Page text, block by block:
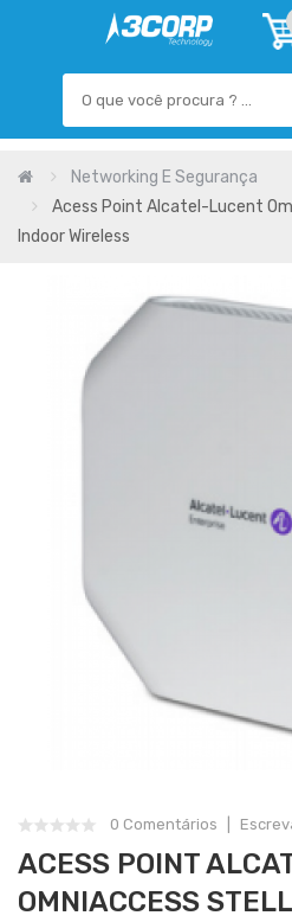
Networking E Segurança
Acess Point Alcatel-Lucent
Indoor Wireless
0 Comentários
ACESS POINT
OMNIACCESS